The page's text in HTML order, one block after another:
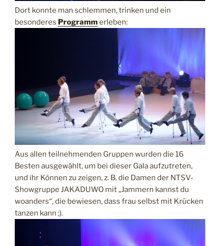
Dort konnte man schlemmen, trinken und ein
besonderes Programmerleben:
Aus allen teilnehmenden Gruppen wurden die 16
Besten ausgewählt, um bei dieser Gala aufzutreten,
und ihr Können zu zeigen, z. B. die Damen der NTSV-
Showgruppe JAKADUWO mit „Jammern kannst du
woanders“, die bewiesen, dass frau selbst mit Krücken
tanzen kann ;).